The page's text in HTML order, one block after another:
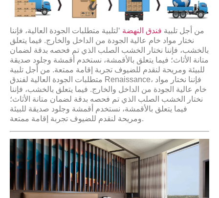
من أجل تلبية فندق النهضة ‘لتلبية متطلبات الجودة العالية، فإننا
نختار مواد خام عالية الجودة من الداخل والخارج. فيما يتعلق
بالخشب، فإننا نختار الخشب الصلب الذي تم فحصه بدقة لضمان
متانة الأثاث؛ فيما يتعلق بالأقمشة، نستخدم أقمشة وجلود صديقة
للبيئة ومريحة لنقدم للضيوف تجربة إقامة ممتعة. من أجل تلبية
متطلبات الجودة العالية لفندق Renaissance، فإننا نختار مواد
خام عالية الجودة من الداخل والخارج. فيما يتعلق بالخشب، فإننا
نختار الخشب الصلب الذي تم فحصه بدقة لضمان متانة الأثاث؛
فيما يتعلق بالأقمشة، نستخدم أقمشة وجلود صديقة للبيئة
ومريحة لنقدم للضيوف تجربة إقامة ممتعة.